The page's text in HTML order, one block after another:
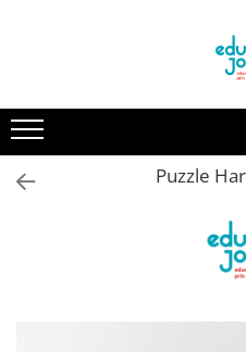
1-2 ani
3-4 ani
5-7 ani
Puzzle